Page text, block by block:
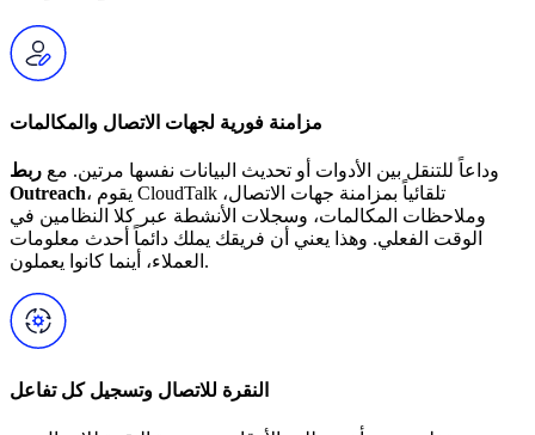
مزامنة فورية لجهات الاتصال والمكالمات
وداعاً للتنقل بين الأدوات أو تحديث البيانات نفسها مرتين. مع ربط
Outreach، يقوم CloudTalk تلقائياً بمزامنة جهات الاتصال،
وملاحظات المكالمات، وسجلات الأنشطة عبر كلا النظامين في
الوقت الفعلي. وهذا يعني أن فريقك يملك دائماً أحدث معلومات
العملاء، أينما كانوا يعملون.
النقرة للاتصال وتسجيل كل تفاعل